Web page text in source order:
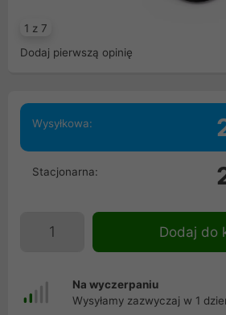
1 z 7
Dodaj pierwszą opinię
Wysyłkowa:
Stacjonarna:
Dodaj do
Na wyczerpaniu
Wysyłamy zazwyczaj w 1